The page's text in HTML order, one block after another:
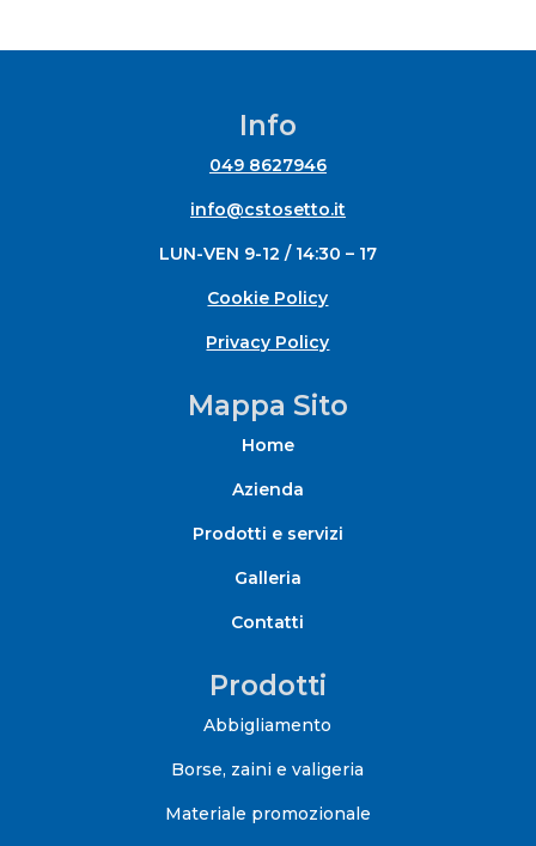
Info
049 8627946
info@cstosetto.it
LUN-VEN 9-12 / 14:30 – 17
Cookie Policy
Privacy Policy
Mappa Sito
Home
Azienda
Prodotti e servizi
Galleria
Contatti
Prodotti
Abbigliamento
Borse, zaini e valigeria
Materiale promozionale